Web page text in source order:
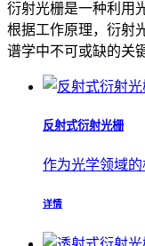
衍射光栅是一种利用
根据工作原理，衍射
谱学中不可或缺的关
反射式衍射光栅
作为光学领域
详情